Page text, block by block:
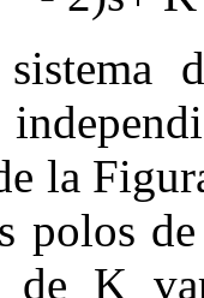
la
polos
de K